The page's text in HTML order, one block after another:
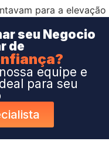
para a
efeito na
– Edição 358.
seu Negocio
de
equipe e
para seu